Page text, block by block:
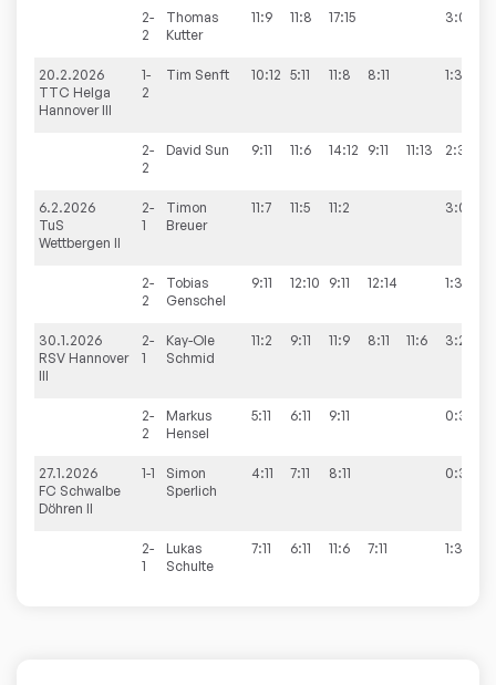
2-
2
Thomas
Kutter
11:9 11:8 17:15 3:0
20.2.2026
TTC Helga
Hannover III
1-
2
Tim Senft 10:12 5:11 11:8 8:11 1:3
2-
2
David Sun 9:11 11:6 14:12 9:11 11:13 2:3
6.2.2026
TuS
Wettbergen II
2-
1
Timon
Breuer
11:7 11:5 11:2 3:0
2-
2
Tobias
Genschel
9:11 12:10 9:11 12:14 1:3
30.1.2026
RSV Hannover
III
2-
1
Kay-Ole
Schmid
11:2 9:11 11:9 8:11 11:6 3:2
2-
2
Markus
Hensel
5:11 6:11 9:11 0:3
27.1.2026
FC Schwalbe
Döhren II
1-1
Simon
Sperlich
4:11 7:11 8:11 0:3
2-
1
Lukas
Schulte
7:11 6:11 11:6 7:11 1:3